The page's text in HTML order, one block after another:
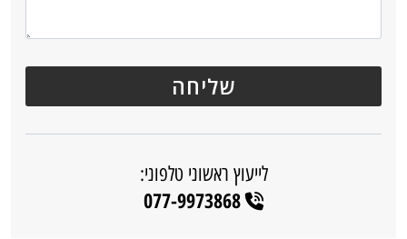
לייעוץ ראשוני טלפוני:
077-9973868